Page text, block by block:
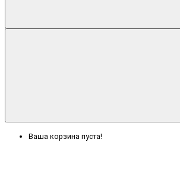
Ваша корзина пуста!